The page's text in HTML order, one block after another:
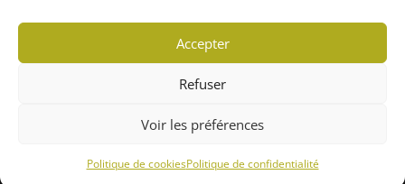
Accepter
Refuser
Voir les préférences
Politique de cookiesPolitique de confidentialité
Politique de confidentialité
Politique de cookies (CA)
© 2022 MARCHÉ LOCAVORE | TOUS DROITS
Conception WebRubie